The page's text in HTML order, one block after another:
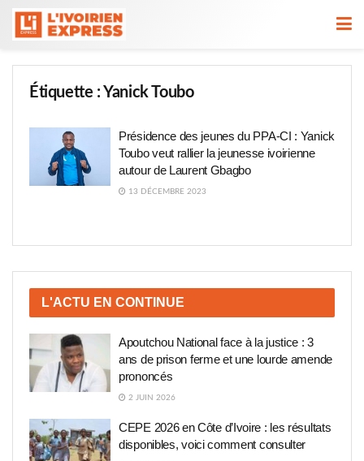
Étiquette : Yanick Toubo
Présidence des jeunes du PPA-CI : Yanick
Toubo veut rallier la jeunesse ivoirienne
autour de Laurent Gbagbo
13 DÉCEMBRE 2023
L'ACTU EN CONTINUE
Apoutchou National face à la justice : 3
ans de prison ferme et une lourde amende
prononcés
2 JUIN 2026
CEPE 2026 en Côte d’Ivoire : les résultats
disponibles, voici comment consulter